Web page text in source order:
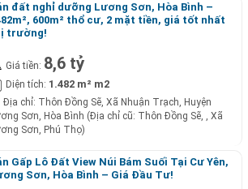
đất nghỉ dưỡng Lương Sơn, Hòa Bình –
600m² thổ cư, 2 mặt tiền, giá tốt nhất
trường!
Giá tiền: 8,6 tỷ
Diện tích: 1.482 m² m2
Địa chỉ: Thôn Đồng Sẽ, Xã Nhuận Trạch, Huyện
Sơn, Hòa Bình (Địa chỉ cũ: Thôn Đồng Sẽ, , Xã
Sơn, Phú Thọ)
Gấp Lô Đất View Núi Bám Suối Tại Cư Yên,
Sơn, Hòa Bình – Giá Đầu Tư!